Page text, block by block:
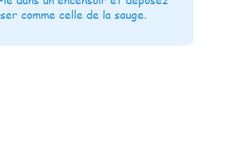
comme celle de la sauge.